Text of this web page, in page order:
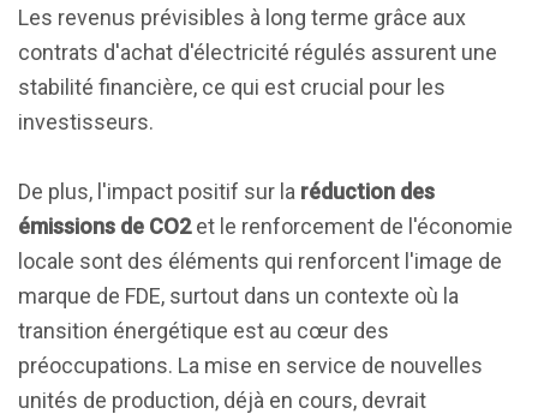
Les revenus prévisibles à long terme grâce aux
contrats d'achat d'électricité régulés assurent une
stabilité financière, ce qui est crucial pour les
investisseurs.
De plus, l'impact positif sur la réduction des
émissions de CO2et le renforcement de l'économie
locale sont des éléments qui renforcent l'image de
marque de FDE, surtout dans un contexte où la
transition énergétique est au cœur des
préoccupations. La mise en service de nouvelles
unités de production, déjà en cours, devrait